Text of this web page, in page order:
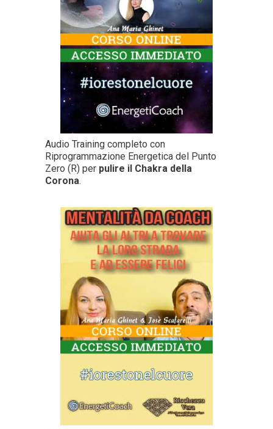
Audio Training completo con
Riprogrammazione Energetica del Punto
Zero (R) per pulire il Chakra della
Corona.